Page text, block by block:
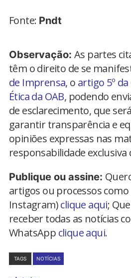
Fonte: Pndt
Observação: As partes
têm o direito de se
de Imprensa, o artigo 5º da
Ética da OAB, podendo
de esclarecimento, que
garantir transparência e
opiniões expressas nas
responsabilidade exclusiva
Publique ou assine:
artigos ou processos como
Instagram)clique aqui;
receber todas as notícias
WhatsApp clique aqui.
TAGS NOTÍCIAS